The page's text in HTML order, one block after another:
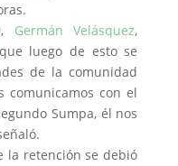
, Germán Velásquez,
que luego de esto se
de la comunidad
comunicamos con el
Sumpa, él nos
la retención se debió